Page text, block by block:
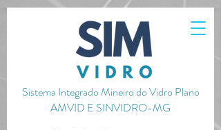
Sistema Integrado Mineiro do Vidro Plano
AMVID E SINVIDRO-MG